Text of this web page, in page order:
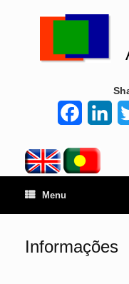
Facebook
Menu
Informações